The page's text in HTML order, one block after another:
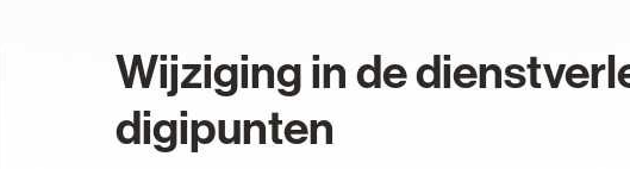
Wijziging in de
digipunten